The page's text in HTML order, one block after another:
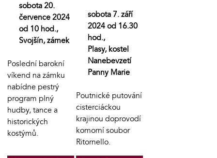
sobota 20.
července 2024
od 10 hod.,
Svojšín, zámek
Poslední barokní
víkend na zámku
nabídne pestrý
program plný
hudby, tance a
historických
kostýmů.
sobota 7. září
2024 od 16.30
hod.,
Plasy, kostel
Nanebevzetí
Panny Marie
Poutnické putování
cisterciáckou
krajinou doprovodí
komorní soubor
Ritornello.